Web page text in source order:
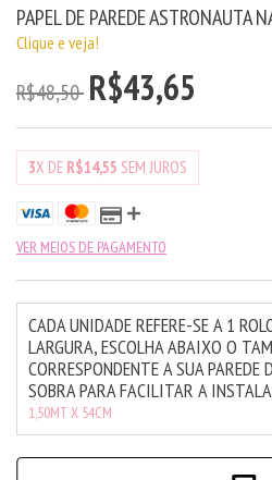
PAPEL DE PAREDE ASTRONAUTA
Clique e veja!
R$48,50 R$43,65
3X DE R$14,55 SEM JUROS
VER MEIOS DE PAGAMENTO
CADA UNIDADE REFERE-SE A 1
LARGURA, ESCOLHA ABAIXO O
CORRESPONDENTE A SUA
SOBRA PARA FACILITAR A
1,50MT X 54CM